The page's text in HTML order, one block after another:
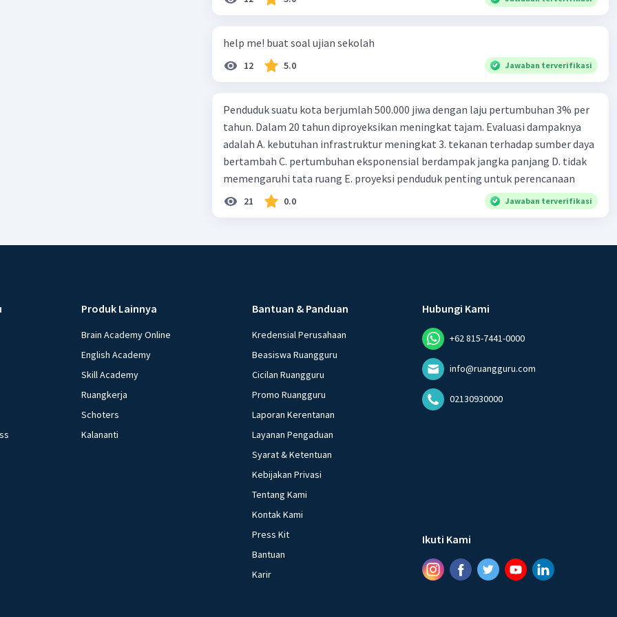
help me! buat soal ujian sekolah
12 5.0 Jawaban terverifikasi
Penduduk suatu kota berjumlah 500.000 jiwa dengan laju pertumbuhan 3% per
tahun. Dalam 20 tahun diproyeksikan meningkat tajam. Evaluasi dampaknya
adalah A. kebutuhan infrastruktur meningkat 3. tekanan terhadap sumber daya
bertambah C. pertumbuhan eksponensial berdampak jangka panjang D. tidak
memengaruhi tata ruang E. proyeksi penduduk penting untuk perencanaan
21 0.0 Jawaban terverifikasi
Produk Lainnya
Brain Academy Online
English Academy
Skill Academy
Ruangkerja
Schoters
Kalananti
Bantuan & Panduan
Kredensial Perusahaan
Beasiswa Ruangguru
Cicilan Ruangguru
Promo Ruangguru
Laporan Kerentanan
Layanan Pengaduan
Syarat & Ketentuan
Kebijakan Privasi
Tentang Kami
Kontak Kami
Press Kit
Bantuan
Karir
Hubungi Kami
+62 815-7441-0000
info@ruangguru.com
02130930000
Ikuti Kami